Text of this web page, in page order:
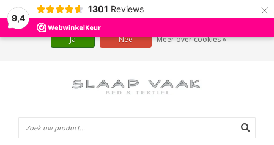
9,4
1301 Reviews ×
Wij slaan cookies op om onze website te verbeteren. Is dat akkoord?
Ja Nee Meer over cookies »